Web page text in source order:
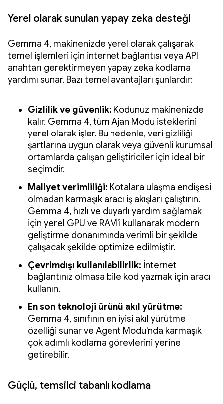
Yerel olarak sunulan yapay zeka desteği
Gemma 4, makinenizde yerel olarak çalışarak
temel işlemleri için internet bağlantısı veya API
anahtarı gerektirmeyen yapay zeka kodlama
yardımı sunar. Bazı temel avantajları şunlardır:
Gizlilik ve güvenlik: Kodunuz makinenizde
kalır. Gemma 4, tüm Ajan Modu isteklerini
yerel olarak işler. Bu nedenle, veri gizliliği
şartlarına uygun olarak veya güvenli kurumsal
ortamlarda çalışan geliştiriciler için ideal bir
seçimdir.
Maliyet verimliliği: Kotalara ulaşma endişesi
olmadan karmaşık aracı iş akışları çalıştırın.
Gemma 4, hızlı ve duyarlı yardım sağlamak
için yerel GPU ve RAM'i kullanarak modern
geliştirme donanımında verimli bir şekilde
çalışacak şekilde optimize edilmiştir.
Çevrimdışı kullanılabilirlik: İnternet
bağlantınız olmasa bile kod yazmak için aracı
kullanın.
En son teknoloji ürünü akıl yürütme:
Gemma 4, sınıfının en iyisi akıl yürütme
özelliği sunar ve Agent Modu'nda karmaşık
çok adımlı kodlama görevlerini yerine
getirebilir.
Güçlü, temsilci tabanlı kodlama